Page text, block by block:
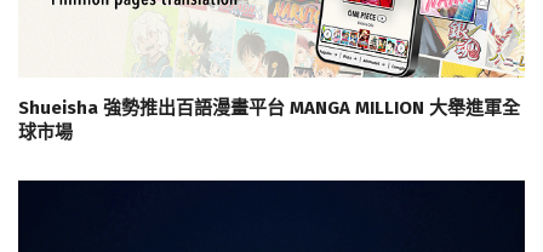
Shueisha 強勢推出百語漫畫平台 MANGA MILLION 大舉進軍全
球市場